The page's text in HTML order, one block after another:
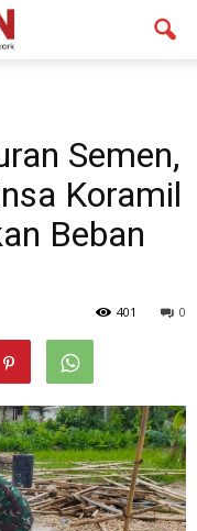
Semen,
Koramil
Beban
0
401